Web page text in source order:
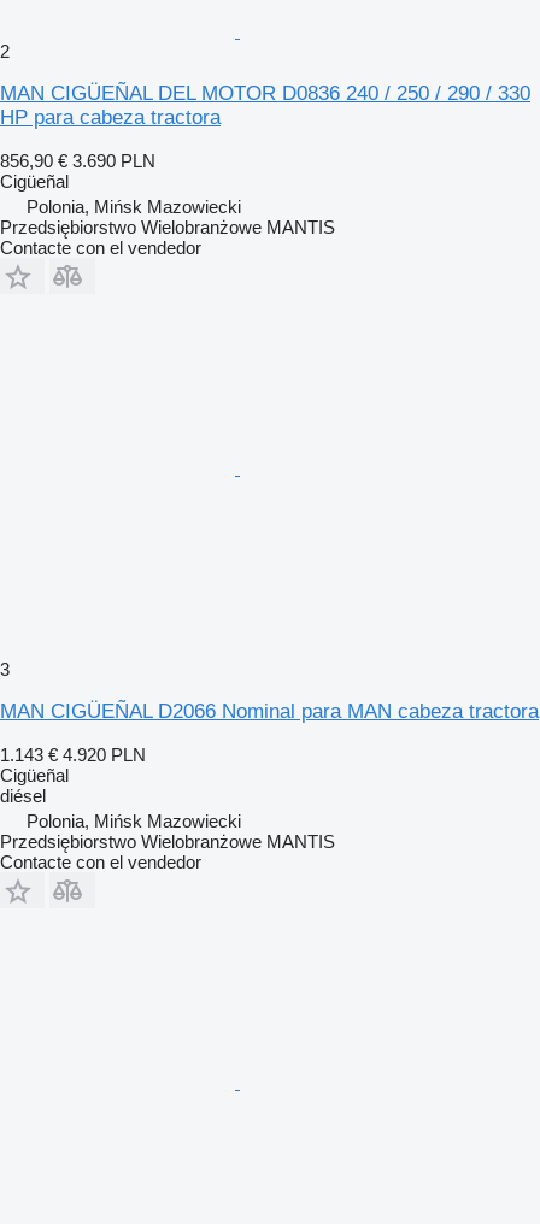
2
MAN CIGÜEÑAL DEL MOTOR D0836 240 / 250 / 290 / 330
HP para cabeza tractora
856,90 € 3.690 PLN
Cigüeñal
Polonia, Mińsk Mazowiecki
Przedsiębiorstwo Wielobranżowe MANTIS
Contacte con el vendedor
3
MAN CIGÜEÑAL D2066 Nominal para MAN cabeza tractora
1.143 € 4.920 PLN
Cigüeñal
diésel
Polonia, Mińsk Mazowiecki
Przedsiębiorstwo Wielobranżowe MANTIS
Contacte con el vendedor